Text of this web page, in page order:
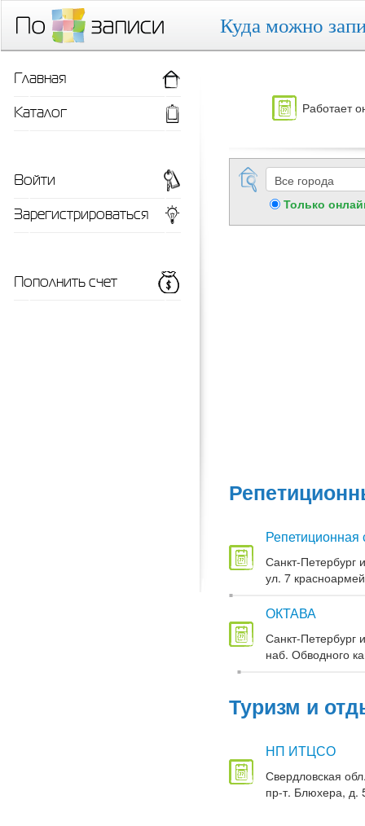
Куда можно
Работает
Только
Репетиционная
Санкт-Петербург
ул. 7
ОКТАВА
Санкт-Петербург
наб. Обводного
Туризм и
НП ИТЦСО
Свердловская
пр-т. Блюхера, д.
Главная
Каталог
Войти
Зарегистрироваться
Пополнить счет